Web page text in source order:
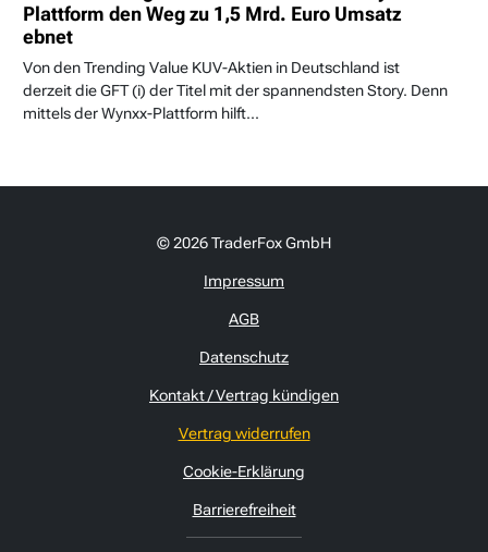
Plattform den Weg zu 1,5 Mrd. Euro Umsatz
ebnet
Von den Trending Value KUV-Aktien in Deutschland ist
derzeit die GFT (i) der Titel mit der spannendsten Story. Denn
mittels der Wynxx-Plattform hilft...
© 2026 TraderFox GmbH
Impressum
AGB
Datenschutz
Kontakt / Vertrag kündigen
Vertrag widerrufen
Cookie-Erklärung
Barrierefreiheit